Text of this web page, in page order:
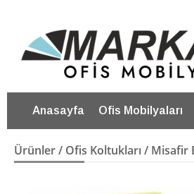
Anasayfa Ofis Mobilyaları
Ürünler/ Ofis Koltukları/ Misafir